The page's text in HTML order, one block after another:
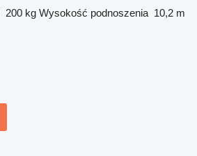
200 kg Wysokość podnoszenia 10,2 m